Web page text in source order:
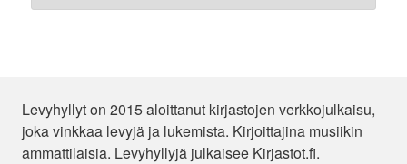
Levyhyllyt on 2015 aloittanut kirjastojen verkkojulkaisu,
joka vinkkaa levyjä ja lukemista. Kirjoittajina musiikin
ammattilaisia. Levyhyllyjä julkaisee Kirjastot.fi.